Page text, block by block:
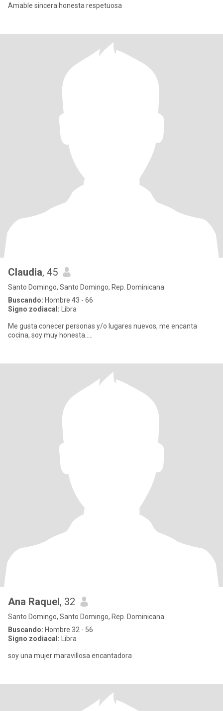
Amable sincera honesta respetuosa
Claudia, 45
Santo Domingo, Santo Domingo, Rep. Dominicana
Buscando: Hombre 43 - 66
Signo zodiacal: Libra
Me gusta conecer personas y/o lugares nuevos, me encanta
cocina, soy muy honesta.....
Ana Raquel, 32
Santo Domingo, Santo Domingo, Rep. Dominicana
Buscando: Hombre 32 - 56
Signo zodiacal: Libra
soy una mujer maravillosa encantadora